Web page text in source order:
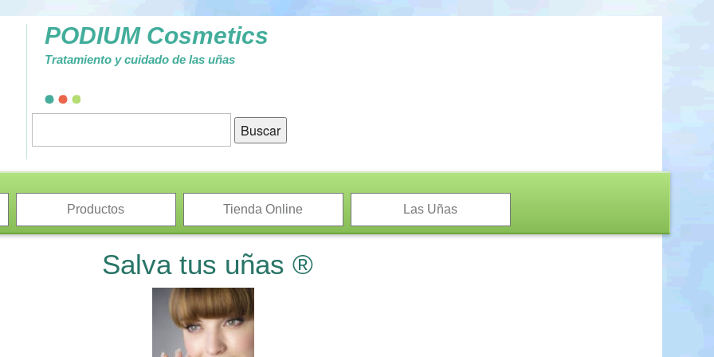
PODIUM Cosmetics
Tratamiento y cuidado de las uñas
Productos Tienda Online Las Uñas
Salva tus uñas ®